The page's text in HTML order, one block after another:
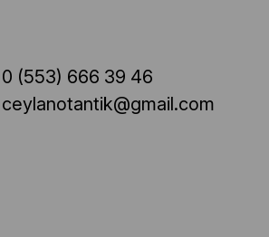
0 (553) 666 39 46
ceylanotantik@gmail.com